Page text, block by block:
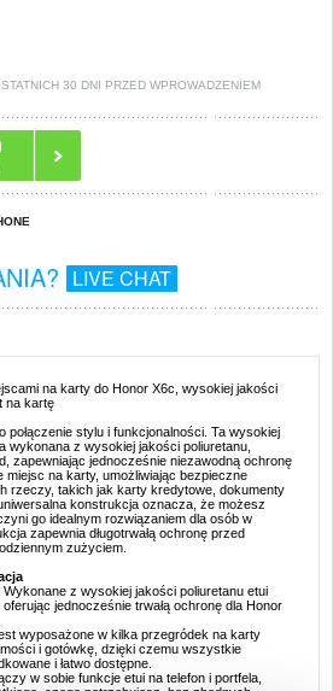
30 DNI PRZED WPROWADZENIEM
LIVE CHAT
na karty do Honor X6c, wysokiej jakości
na kartę
połączenie stylu i funkcjonalności. Ta wysokiej
wykonana z wysokiej jakości poliuretanu,
zapewniając jednocześnie niezawodną ochronę
miejsc na karty, umożliwiając bezpieczne
rzeczy, takich jak karty kredytowe, dokumenty
konstrukcja oznacza, że możesz
go idealnym rozwiązaniem dla osób w
zapewnia długotrwałą ochronę przed
zużyciem.
z wysokiej jakości poliuretanu etui
jednocześnie trwałą ochronę dla Honor
wyposażone w kilka przegródek na karty
i gotówkę, dzięki czemu wszystkie
i łatwo dostępne.
w sobie funkcje etui na telefon i portfela,